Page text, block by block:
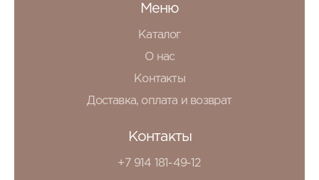
Меню
Каталог
О нас
Контакты
Доставка, оплата и возврат
Контакты
+7 914 181-49-12